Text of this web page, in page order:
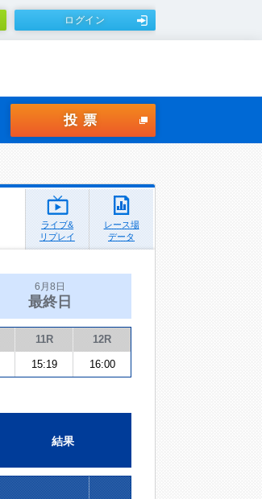
ログイン
投票
ライブ&
リプレイ
レース場
データ
6月8日
最終日
11R 12R
15:19 16:00
結果